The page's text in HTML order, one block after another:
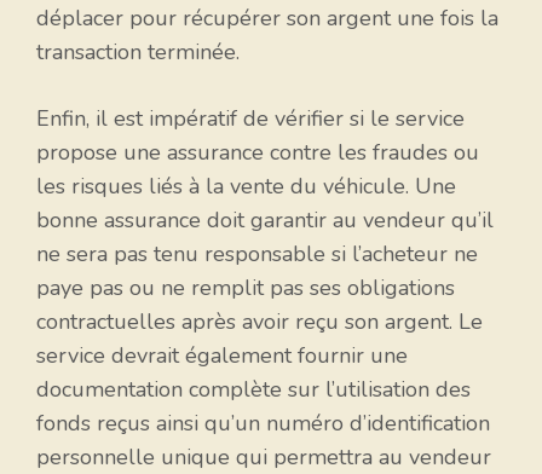
déplacer pour récupérer son argent une fois la
transaction terminée.
Enfin, il est impératif de vérifier si le service
propose une assurance contre les fraudes ou
les risques liés à la vente du véhicule. Une
bonne assurance doit garantir au vendeur qu’il
ne sera pas tenu responsable si l’acheteur ne
paye pas ou ne remplit pas ses obligations
contractuelles après avoir reçu son argent. Le
service devrait également fournir une
documentation complète sur l’utilisation des
fonds reçus ainsi qu’un numéro d’identification
personnelle unique qui permettra au vendeur